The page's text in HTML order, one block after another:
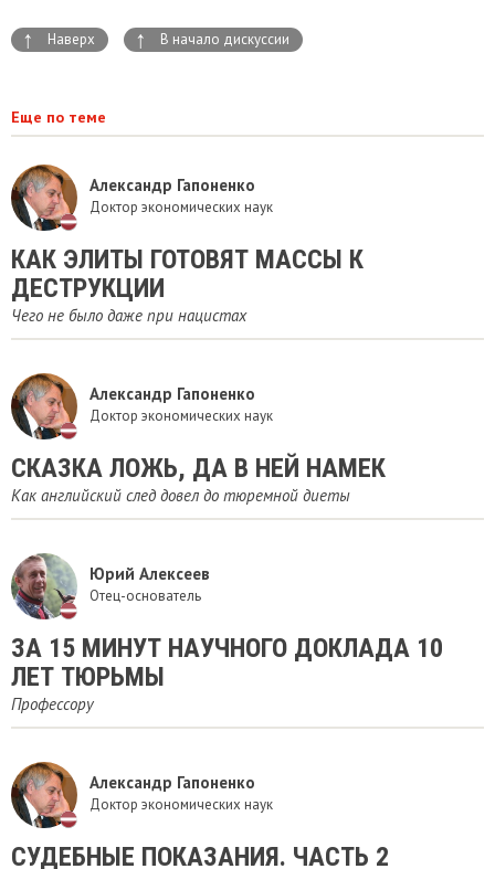
↑ Наверх ↑ В начало дискуссии
Еще по теме
Александр Гапоненко
Доктор экономических наук
КАК ЭЛИТЫ ГОТОВЯТ МАССЫ К
ДЕСТРУКЦИИ
Чего не было даже при нацистах
Александр Гапоненко
Доктор экономических наук
​СКАЗКА ЛОЖЬ, ДА В НЕЙ НАМЕК
Как английский след довел до тюремной диеты
Юрий Алексеев
Отец-основатель
​ЗА 15 МИНУТ НАУЧНОГО ДОКЛАДА 10
ЛЕТ ТЮРЬМЫ
Профессору
Александр Гапоненко
Доктор экономических наук
СУДЕБНЫЕ ПОКАЗАНИЯ. ЧАСТЬ 2